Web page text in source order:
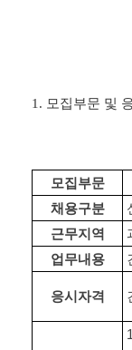
1. 모집부문 및
모집부문
채용구분
근무지역
업무내용
응시자격